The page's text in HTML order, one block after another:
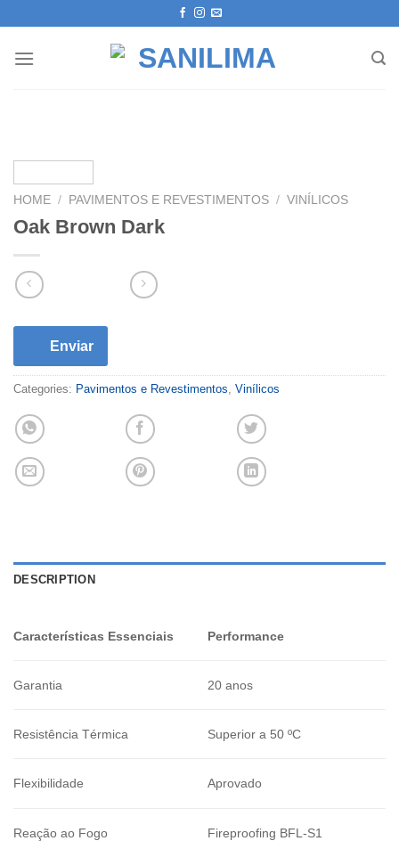
content
HOME / PAVIMENTOS E REVESTIMENTOS / VINÍLICOS
Oak Brown Dark
Enviar
Categories: Pavimentos e Revestimentos, Vinílicos
DESCRIPTION
Características Essenciais Performance
Garantia 20 anos
Resistência Térmica Superior a 50 ºC
Flexibilidade Aprovado
Reação ao Fogo Fireproofing BFL-S1